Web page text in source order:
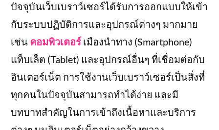
ปัจจุบันเว็บเบราว์เซอร์ได้รับการออกแบบให้เข้า
กับระบบปฏิบัติการและอุปกรณ์ต่างๆ มากมาย
เช่น คอมพิวเตอร์ เมืองนำทาง (Smartphone)
แท็บเล็ต (Tablet) และอุปกรณ์อื่นๆ ที่เชื่อมต่อกับ
อินเตอร์เน็ต การใช้งานเว็บเบราว์เซอร์เป็นสิ่งที่
ทุกคนในปัจจุบันสามารถทำได้ง่าย และมี
บทบาทสำคัญในการเข้าถึงเนื้อหาและบริการ